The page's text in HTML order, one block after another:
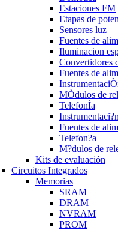
Estaciones FM
Etapas de
Sensores luz
Fuentes de
Iluminacion
Convertidores
Fuentes de
MÒdulos de
TelefonÍa
Fuentes de
Telefon?a
M?dulos de
Kits de evaluación
Circuitos Integrados
Memorias
SRAM
DRAM
NVRAM
PROM